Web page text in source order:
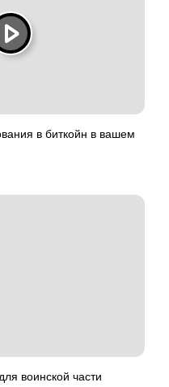
в биткойн в вашем
воинской части